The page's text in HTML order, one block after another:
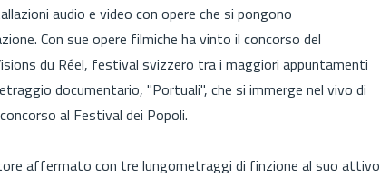
audio e video con opere che si pongono
Con sue opere filmiche ha vinto il concorso del
du Réel, festival svizzero tra i maggiori appuntamenti
documentario, "Portuali", che si immerge nel vivo di
al Festival dei Popoli.
affermato con tre lungometraggi di finzione al suo attivo